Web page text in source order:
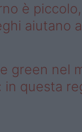
è
aiutano
green nel
in questa